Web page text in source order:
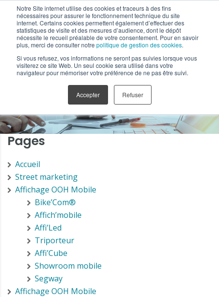
Notre Site internet utilise des cookies et traceurs à des fins
nécessaires pour assurer le fonctionnement technique du site
internet. Certains cookies permettent également d’effectuer des
statistiques de visite et des mesures d’audience, dont le dépôt
nécessite le recueil préalable de votre consentement. Pour en savoir
plus, merci de consulter notre politique de gestion des cookies.
Si vous refusez, vos informations ne seront pas suivies lorsque vous
visiterez ce site Web. Un seul cookie sera utilisé dans votre
navigateur pour mémoriser votre préférence de ne pas être suivi.
Accepter Refuser
Plan du site
Pages
Accueil
Street marketing
Affichage OOH Mobile
Bike’Com®
Affich’mobile
Affi’Led
Triporteur
Affi’Cube
Showroom mobile
Segway
Affichage OOH Mobile